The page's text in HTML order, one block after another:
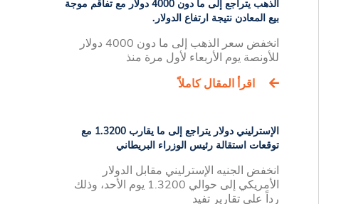
الذهب يتراجع إلى ما دون 4000 دولار مع تفاقم موجة
بيع المعادن نتيجة ارتفاع الدولار.
انخفض سعر الذهب إلى ما دون 4000 دولار
للأونصة يوم الأربعاء لأول مرة منذ
اقرأ المقال كاملاً
الإسترليني دولار يتراجع إلى ما يقارب 1.3200 مع
توقعات استقالة رئيس الوزراء البريطاني
انخفض الجنيه الإسترليني مقابل الدولار
الأمريكي إلى حوالي 1.3200 يوم الأحد، وذلك
رداً على تقارير تفيد